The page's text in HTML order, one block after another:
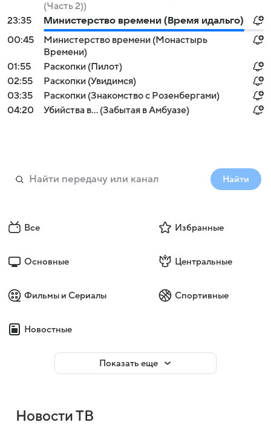
(Часть 2))
23:35
Министерство времени (Время идальго)
00:45
Министерство времени (Монастырь
Времени)
01:55
Раскопки (Пилот)
02:55
Раскопки (Увидимся)
03:35
Раскопки (Знакомство с Розенбергами)
04:20
Убийства в... (Забытая в Амбуазе)
Найти
Все Избранные
Основные Центральные
Фильмы и Сериалы Спортивные
Новостные
Показать еще
Новости ТВ